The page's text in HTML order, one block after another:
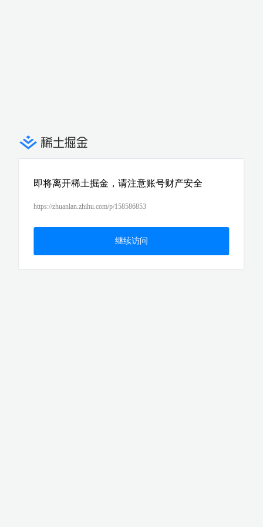
即将离开稀土掘金，请注意账号财产安全
https://zhuanlan.zhihu.com/p/158586853
继续访问